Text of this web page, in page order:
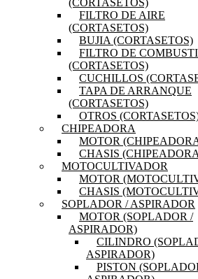
FILTRO DE AIRE
(CORTASETOS)
BUJIA (CORTASETOS)
FILTRO DE
(CORTASETOS)
CUCHILLOS
TAPA DE ARRANQUE
(CORTASETOS)
OTROS
CHIPEADORA
MOTOR
CHASIS
MOTOCULTIVADOR
MOTOR
CHASIS
SOPLADOR / ASPIRADOR
MOTOR (SOPLADOR /
ASPIRADOR)
CILINDRO
ASPIRADOR)
PISTON